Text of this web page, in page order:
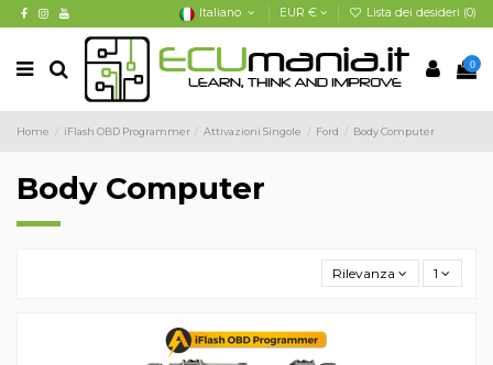
Italiano EUR € Lista dei desideri (0)
0
Home iFlash OBD Programmer Attivazioni Singole Ford Body Computer
Body Computer
Rilevanza 1